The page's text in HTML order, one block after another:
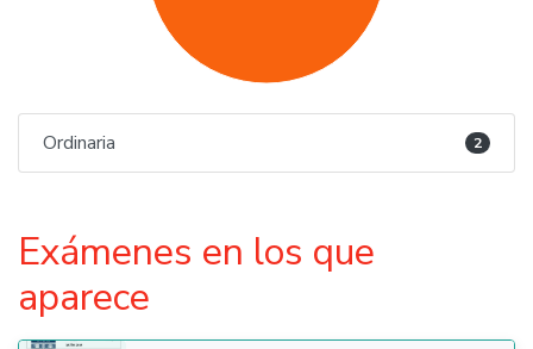
Ordinaria 2
Exámenes en los que
aparece